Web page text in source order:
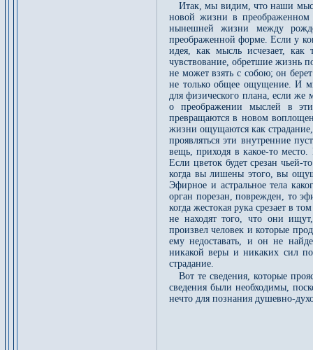
Итак, мы видим, что наши
новой жизни в
нынешней жизни между
преображенной форме. Если у
идея, как мысль исчезает,
чувствование, обретшие жизнь
не может взять с собою; он
не только общее ощущение. И
для физического плана, если
о преображении мыслей в
превращаются в новом
жизни ощущаются как
проявляться эти внутренние
вещь, приходя в какое-то
Если цветок будет срезан чьей-
когда вы лишены этого, вы
Эфирное и астральное тела
орган порезан, поврежден, то
когда жестокая рука срезает в
не находят того, что они
произвел человек и которые
ему недоставать, и он не
никакой веры и никаких сил
страдание.
Вот те сведения, которые
сведения были необходимы,
нечто для познания душевно-